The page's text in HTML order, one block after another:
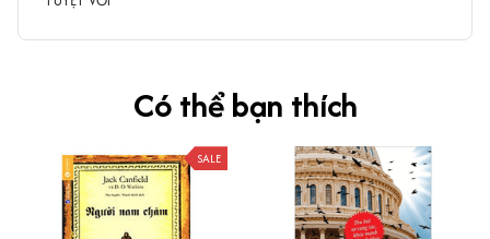
Có thể bạn thích
SALE